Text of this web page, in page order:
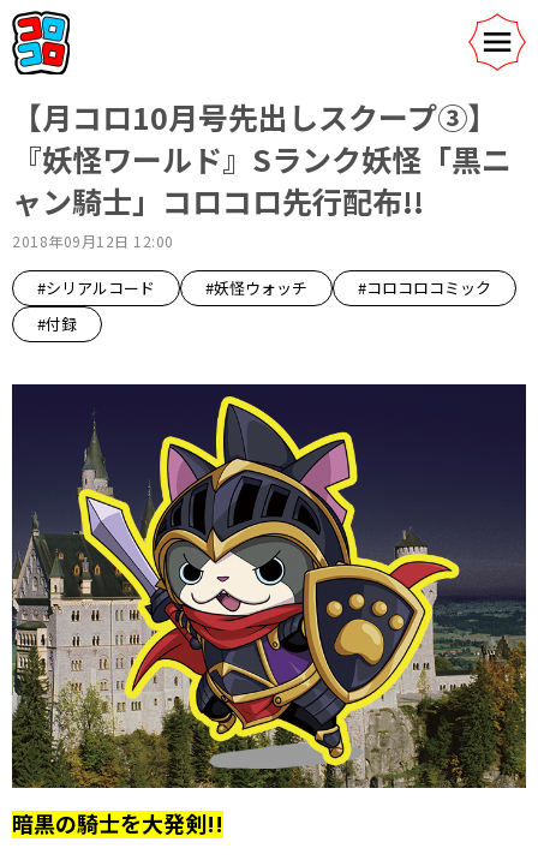
【月コロ10月号先出しスクープ③】
『妖怪ワールド』Sランク妖怪「黒ニ
ャン騎士」コロコロ先行配布!!
2018年09月12日 12:00
#シリアルコード #妖怪ウォッチ
#コロコロコミック
#付録
暗黒の騎士を大発剣!!